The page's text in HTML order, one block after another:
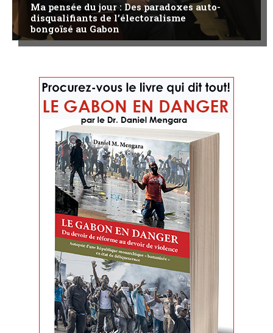
Ma pensée du jour : Des paradoxes auto-
disqualifiants de l’électoralisme
bongoïsé au Gabon